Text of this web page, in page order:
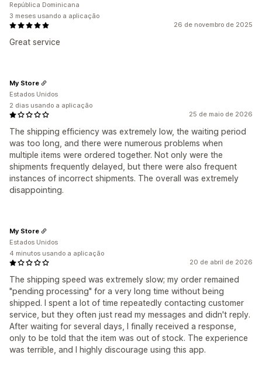
26 de novembro de 2025
Great service
República Dominicana
3 meses usando a aplicação
25 de maio de 2026
The shipping efficiency was extremely low, the waiting period
was too long, and there were numerous problems when
multiple items were ordered together. Not only were the
shipments frequently delayed, but there were also frequent
instances of incorrect shipments. The overall was extremely
disappointing.
My Store
Estados Unidos
2 dias usando a aplicação
20 de abril de 2026
The shipping speed was extremely slow; my order remained
"pending processing" for a very long time without being
shipped. I spent a lot of time repeatedly contacting customer
service, but they often just read my messages and didn't reply.
After waiting for several days, I finally received a response,
only to be told that the item was out of stock. The experience
was terrible, and I highly discourage using this app.
My Store
Estados Unidos
4 minutos usando a aplicação